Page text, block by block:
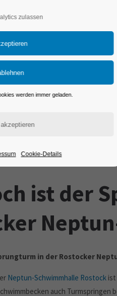
-
ist der
in der Rostocker
Neptun-Schwimmhalle Rostock ist
auch Turmspringen
zulassen
werden immer geladen.
Cookie-Details